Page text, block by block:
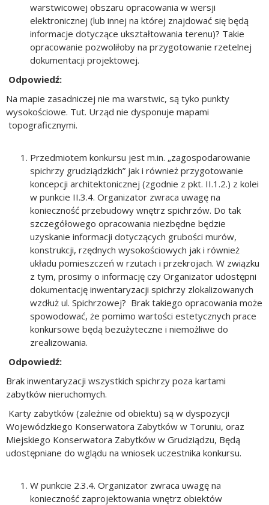
warstwicowej obszaru opracowania w wersji
elektronicznej (lub innej na której znajdować się będą
informacje dotyczące ukształtowania terenu)? Takie
opracowanie pozwoliłoby na przygotowanie rzetelnej
dokumentacji projektowej.
Odpowiedź:
Na mapie zasadniczej nie ma warstwic, są tyko punkty
wysokościowe. Tut. Urząd nie dysponuje mapami
topograficznymi.
Przedmiotem konkursu jest m.in. „zagospodarowanie
spichrzy grudziądzkich” jak i również przygotowanie
koncepcji architektonicznej (zgodnie z pkt. II.1.2.) z kolei
w punkcie II.3.4. Organizator zwraca uwagę na
konieczność przebudowy wnętrz spichrzów. Do tak
szczegółowego opracowania niezbędne będzie
uzyskanie informacji dotyczących grubości murów,
konstrukcji, rzędnych wysokościowych jak i również
układu pomieszczeń w rzutach i przekrojach. W związku
z tym, prosimy o informację czy Organizator udostępni
dokumentację inwentaryzacji spichrzy zlokalizowanych
wzdłuż ul. Spichrzowej? Brak takiego opracowania może
spowodować, że pomimo wartości estetycznych prace
konkursowe będą bezużyteczne i niemożliwe do
zrealizowania.
Odpowiedź:
Brak inwentaryzacji wszystkich spichrzy poza kartami
zabytków nieruchomych.
Karty zabytków (zależnie od obiektu) są w dyspozycji
Wojewódzkiego Konserwatora Zabytków w Toruniu, oraz
Miejskiego Konserwatora Zabytków w Grudziądzu, Będą
udostępniane do wglądu na wniosek uczestnika konkursu.
W punkcie 2.3.4. Organizator zwraca uwagę na
konieczność zaprojektowania wnętrz obiektów